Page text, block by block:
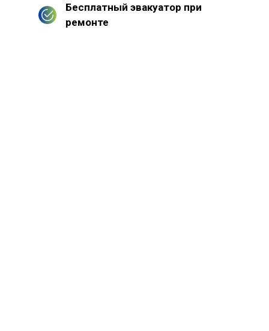
Бесплатный эвакуатор при
ремонте